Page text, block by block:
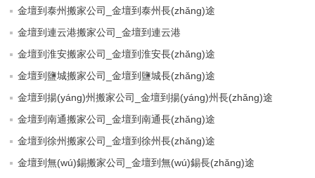
金壇到泰州搬家公司_金壇到泰州長(zhǎng)途
金壇到連云港搬家公司_金壇到連云港
金壇到淮安搬家公司_金壇到淮安長(zhǎng)途
金壇到鹽城搬家公司_金壇到鹽城長(zhǎng)途
金壇到揚(yáng)州搬家公司_金壇到揚(yáng)州長(zhǎng)途
金壇到南通搬家公司_金壇到南通長(zhǎng)途
金壇到徐州搬家公司_金壇到徐州長(zhǎng)途
金壇到無(wú)錫搬家公司_金壇到無(wú)錫長(zhǎng)途